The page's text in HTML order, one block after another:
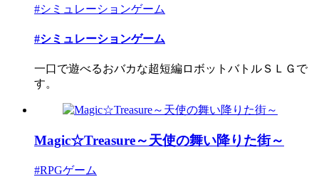
#シミュレーションゲーム
#シミュレーションゲーム
一口で遊べるおバカな超短編ロボットバトルＳＬＧで
す。
Magic☆Treasure～天使の舞い降りた街～
#RPGゲーム